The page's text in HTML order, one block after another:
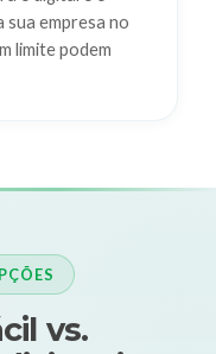
empresa no
limite podem
vs.